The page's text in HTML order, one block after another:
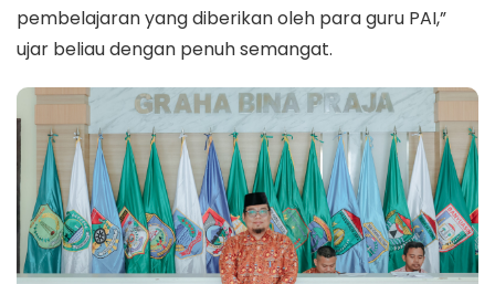
pembelajaran yang diberikan oleh para guru PAI,”
ujar beliau dengan penuh semangat.